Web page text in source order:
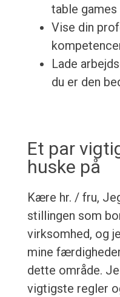
table games
Vise din
Lade
du er den
Et par
huske på
Kære hr. / fru,
stillingen som
virksomhed, og
mine
dette område.
vigtigste regler